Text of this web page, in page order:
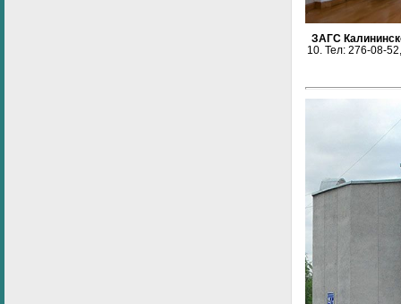
ЗАГС
10. Тел: 276-08-